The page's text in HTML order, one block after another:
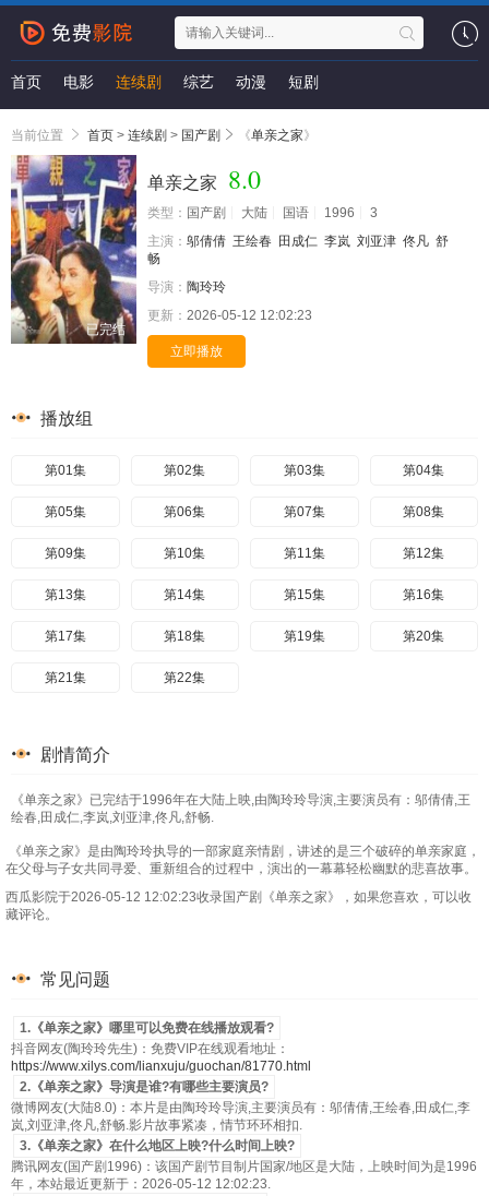
首页 电影 连续剧 综艺 动漫 短剧
当前位置 首页 > 连续剧 > 国产剧 《单亲之家》
已完结
单亲之家 8.0
类型： 国产剧 大陆 国语 1996
3
主演： 邬倩倩 王绘春 田成仁 李岚 刘亚津 佟凡 舒
畅
导演： 陶玲玲
更新： 2026-05-12 12:02:23
立即播放
播放组
第01集 第02集 第03集 第04集
第05集 第06集 第07集 第08集
第09集 第10集 第11集 第12集
第13集 第14集 第15集 第16集
第17集 第18集 第19集 第20集
第21集 第22集
剧情简介
《单亲之家》已完结于1996年在大陆上映,由陶玲玲导演,主要演员有：邬倩倩,王
绘春,田成仁,李岚,刘亚津,佟凡,舒畅.
《单亲之家》是由陶玲玲执导的一部家庭亲情剧，讲述的是三个破碎的单亲家庭，
在父母与子女共同寻爱、重新组合的过程中，演出的一幕幕轻松幽默的悲喜故事。
西瓜影院于2026-05-12 12:02:23收录国产剧《单亲之家》，如果您喜欢，可以收
藏评论。
常见问题
1.《单亲之家》哪里可以免费在线播放观看?
抖音网友(陶玲玲先生)：免费VIP在线观看地址：
https://www.xilys.com/lianxuju/guochan/81770.html
2.《单亲之家》导演是谁?有哪些主要演员?
微博网友(大陆8.0)：本片是由陶玲玲导演,主要演员有：邬倩倩,王绘春,田成仁,李
岚,刘亚津,佟凡,舒畅.影片故事紧凑，情节环环相扣.
3.《单亲之家》在什么地区上映?什么时间上映?
腾讯网友(国产剧1996)：该国产剧节目制片国家/地区是大陆，上映时间为是1996
年，本站最近更新于：2026-05-12 12:02:23.